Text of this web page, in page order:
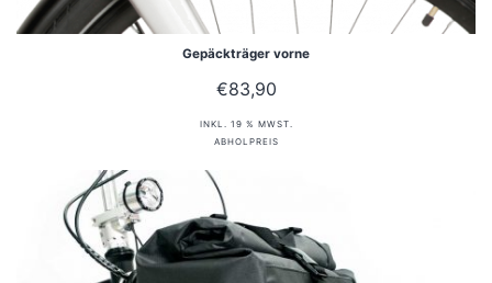
Gepäckträger vorne
€83,90
INKL. 19 % MWST.
ABHOLPREIS